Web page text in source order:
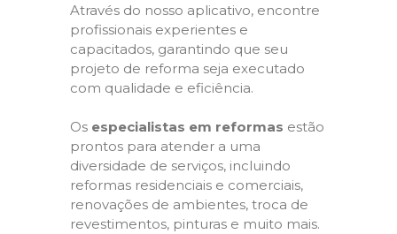
Através do nosso aplicativo, encontre
profissionais experientes e
capacitados, garantindo que seu
projeto de reforma seja executado
com qualidade e eficiência.
Os especialistas em reformas estão
prontos para atender a uma
diversidade de serviços, incluindo
reformas residenciais e comerciais,
renovações de ambientes, troca de
revestimentos, pinturas e muito mais.